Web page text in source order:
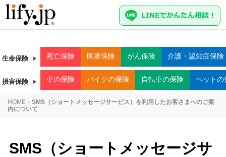
生命保険 死亡保険 医療保険 がん保険 介護・認知症保険
損害保険 車の保険 バイクの保険 自転車の保険 ペットの
HOME > SMS（ショートメッセージサービス）を利用したお客さまへのご案
内について
SMS（ショートメッセージサ